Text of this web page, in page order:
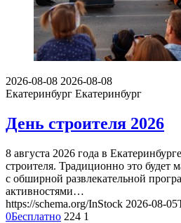
2026-08-08 2026-08-08
Екатеринбург Екатеринбург
День строителя 2026
8 августа 2026 года в
строителя. Традиционно это будет
с обширной развлекательной
активностями…
https://schema.org/InStock 2026-08-
0Бесплатно 224 1